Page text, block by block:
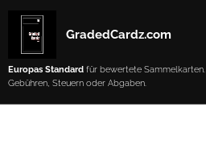
GradedCardz.com
Europas Standard für bewertete Sammelkarten.
Gebühren, Steuern oder Abgaben.